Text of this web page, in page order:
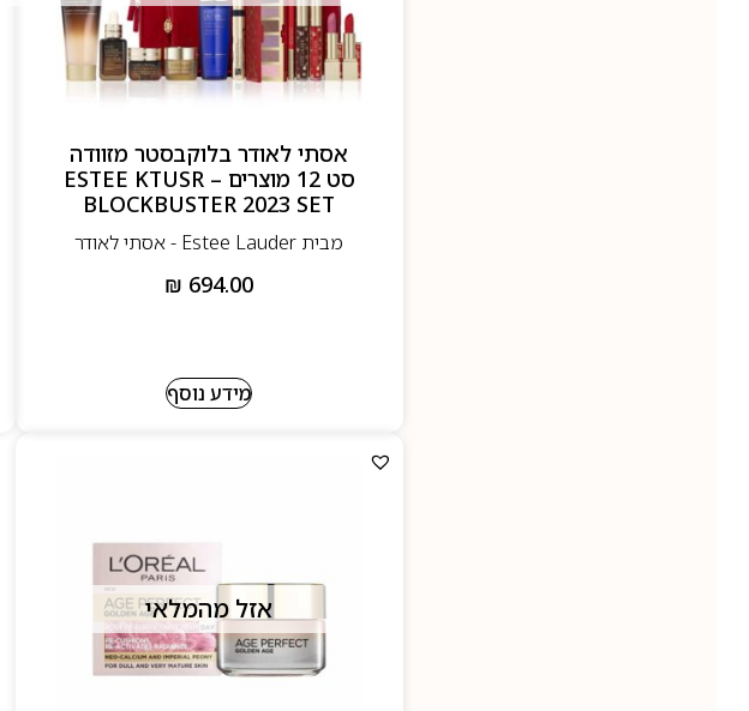
אסתי לאודר בלוקבסטר מזוודה
סט 12 מוצרים – ESTEE KTUSR
BLOCKBUSTER 2023 SET
מבית Estee Lauder - אסתי לאודר
₪ 694.00
מידע נוסף
אזל מהמלאי